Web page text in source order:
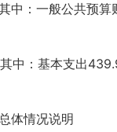
中：一般公共预算
中：基本支出
体情况说明